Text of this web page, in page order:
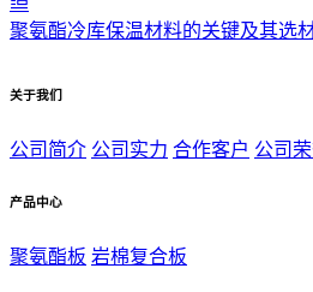
聚氨酯冷库保温材料的关键及其选
关于我们
公司简介 公司实力 合作客户 公司
产品中心
聚氨酯板 岩棉复合板